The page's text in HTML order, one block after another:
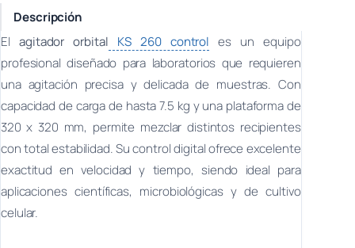
Descripción
Elagitador orbital KS 260 control es un equipo
profesional diseñado para laboratorios que requieren
una agitación precisa y delicada de muestras. Con
capacidad de carga de hasta 7.5 kg y una plataforma de
320 x 320 mm, permite mezclar distintos recipientes
con total estabilidad. Su control digital ofrece excelente
exactitud en velocidad y tiempo, siendo ideal para
aplicaciones científicas, microbiológicas y de cultivo
celular.